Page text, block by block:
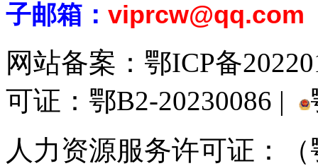
子邮箱： viprcw@qq.com
网站备案： 鄂ICP备
可证：鄂B2-20230086 |
人力资源服务许可证：